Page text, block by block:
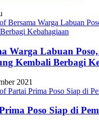
Warga Labuan
Kembali Berbagi
2021
Poso Siap di